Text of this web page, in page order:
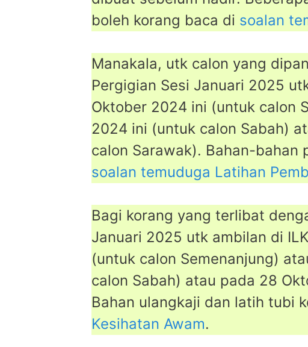
boleh korang baca di soalan
Manakala, utk calon yang
Pergigian Sesi Januari 2025
Oktober 2024 ini (untuk calon
2024 ini (untuk calon Sabah)
calon Sarawak). Bahan-
soalan temuduga Latihan
Bagi korang yang terlibat
Januari 2025 utk ambilan di
(untuk calon Semenanjung)
calon Sabah) atau pada 28
Bahan ulangkaji dan latih tubi
Kesihatan Awam.